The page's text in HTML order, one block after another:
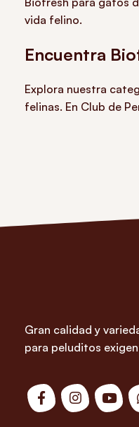
vida felino.
Encuentra
Explora nuestra
felinas. En Club de
Gran calidad y
para peluditos